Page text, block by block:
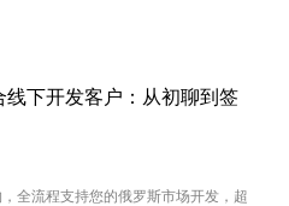
下开发客户：从初聊到签
全流程支持您的俄罗斯市场开发，超